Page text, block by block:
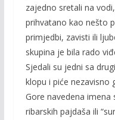
zajedno sretali na
prihvatano kao nešto
primjedbi, zavisti ili
skupina je bila rado
Sjedali su jedni sa
klopu i piće nezavisno
Gore navedena imena
ribarskih pajdaša ili